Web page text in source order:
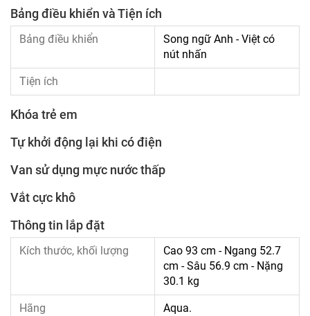
Bảng điều khiển và Tiện ích
Bảng điều khiển
Song ngữ Anh - Việt có
nút nhấn
Tiện ích
Khóa trẻ em
Tự khởi động lại khi có điện
Van sử dụng mực nước thấp
Vắt cực khô
Thông tin lắp đặt
Kích thước, khối lượng
Cao 93 cm - Ngang 52.7
cm - Sâu 56.9 cm - Nặng
30.1 kg
Hãng Aqua.